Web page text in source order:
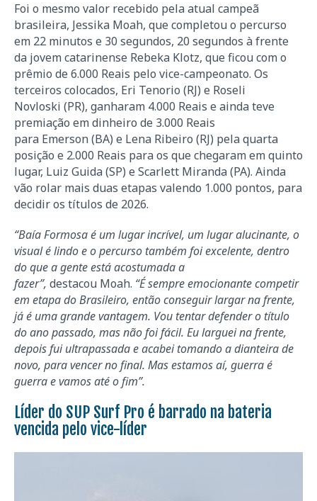
Foi o mesmo valor recebido pela atual campeã
brasileira, Jessika Moah, que completou o percurso
em 22 minutos e 30 segundos, 20 segundos à frente
da jovem catarinense Rebeka Klotz, que ficou com o
prêmio de 6.000 Reais pelo vice-campeonato. Os
terceiros colocados, Eri Tenorio (RJ) e Roseli
Novloski (PR), ganharam 4.000 Reais e ainda teve
premiação em dinheiro de 3.000 Reais
para Emerson (BA) e Lena Ribeiro (RJ) pela quarta
posição e 2.000 Reais para os que chegaram em quinto
lugar, Luiz Guida (SP) e Scarlett Miranda (PA). Ainda
vão rolar mais duas etapas valendo 1.000 pontos, para
decidir os títulos de 2026.
“Baía Formosa é um lugar incrível, um lugar alucinante, o
visual é lindo e o percurso também foi excelente, dentro
do que a gente está acostumada a
fazer”, destacou Moah. “É sempre emocionante competir
em etapa do Brasileiro, então conseguir largar na frente,
já é uma grande vantagem. Vou tentar defender o título
do ano passado, mas não foi fácil. Eu larguei na frente,
depois fui ultrapassada e acabei tomando a dianteira de
novo, para vencer no final. Mas estamos aí, guerra é
guerra e vamos até o fim”.
Líder do SUP Surf Pro é barrado na bateria
vencida pelo vice-líder